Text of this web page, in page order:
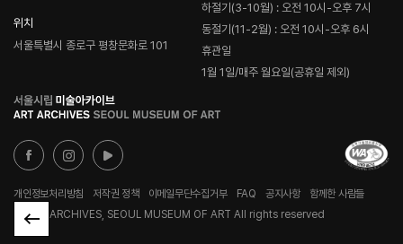
위치
서울특별시 종로구 평창문화로 101
하절기(3-10월) : 오전 10시-오후 7시
동절기(11-2월) : 오전 10시-오후 6시
휴관일
1월 1일/매주 월요일(공휴일 제외)
로
고
개인정보처리방침 저작권 정책 이메일무단수집거부 FAQ 공지사항
함께한 사람들
© ART ARCHIVES, SEOUL MUSEUM OF ART All rights reserved